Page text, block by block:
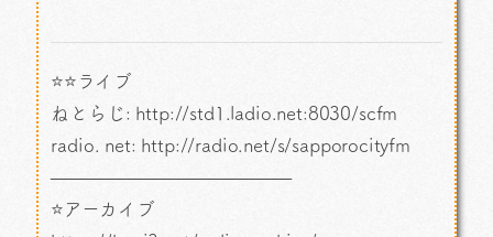
⭐⭐ライブ
ねとらじ: http://std1.ladio.net:8030/scfm
radio. net: http://radio.net/s/sapporocityfm
—————————————
⭐アーカイブ